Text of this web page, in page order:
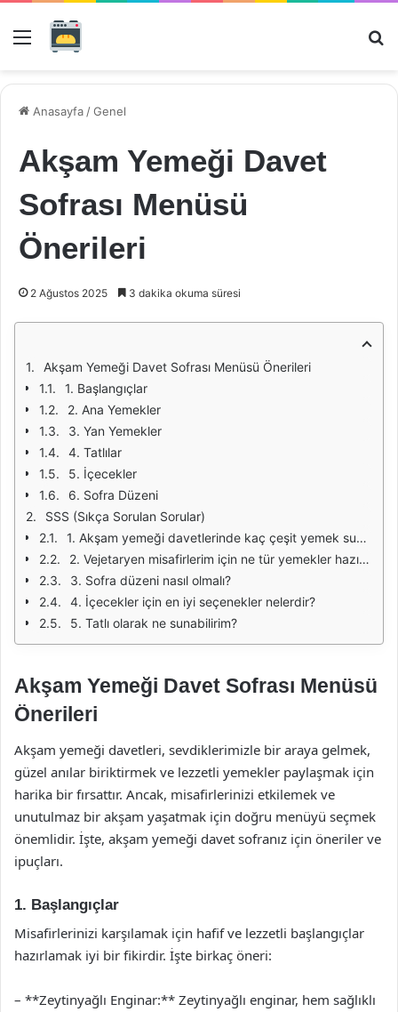
Menü
Anasayfa /Genel
Akşam Yemeği Davet
Sofrası Menüsü
Önerileri
2 Ağustos 2025 3 dakika okuma süresi
Akşam Yemeği Davet Sofrası Menüsü Önerileri
1. Başlangıçlar
2. Ana Yemekler
3. Yan Yemekler
4. Tatlılar
5. İçecekler
6. Sofra Düzeni
SSS (Sıkça Sorulan Sorular)
1. Akşam yemeği davetlerinde kaç çeşit yemek sunmalıyım?
2. Vejetaryen misafirlerim için ne tür yemekler hazırlayabilirim?
3. Sofra düzeni nasıl olmalı?
4. İçecekler için en iyi seçenekler nelerdir?
5. Tatlı olarak ne sunabilirim?
Akşam Yemeği Davet Sofrası Menüsü
Önerileri
Akşam yemeği davetleri, sevdiklerimizle bir araya gelmek,
güzel anılar biriktirmek ve lezzetli yemekler paylaşmak için
harika bir fırsattır. Ancak, misafirlerinizi etkilemek ve
unutulmaz bir akşam yaşatmak için doğru menüyü seçmek
önemlidir. İşte, akşam yemeği davet sofranız için öneriler ve
ipuçları.
1. Başlangıçlar
Misafirlerinizi karşılamak için hafif ve lezzetli başlangıçlar
hazırlamak iyi bir fikirdir. İşte birkaç öneri:
– **Zeytinyağlı Enginar:** Zeytinyağlı enginar, hem sağlıklı